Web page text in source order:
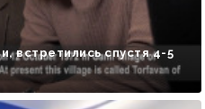
встретились спустя 4-5